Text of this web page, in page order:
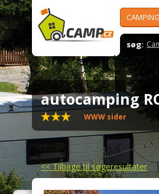
søg:
autocamping
WWW sider
<<Tilbage til søgeresultater